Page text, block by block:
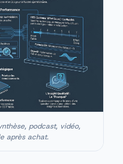
podcast, vidéo,
après achat.